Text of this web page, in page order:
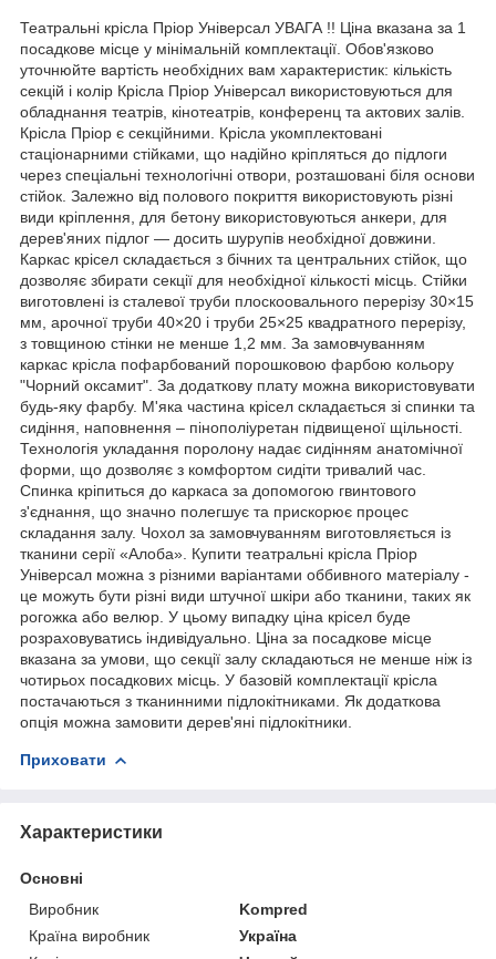
Театральні крісла Пріор Універсал УВАГА !! Ціна вказана за 1
посадкове місце у мінімальній комплектації. Обов'язково
уточнюйте вартість необхідних вам характеристик: кількість
секцій і колір Крісла Пріор Універсал використовуються для
обладнання театрів, кінотеатрів, конференц та актових залів.
Крісла Пріор є секційними. Крісла укомплектовані
стаціонарними стійками, що надійно кріпляться до підлоги
через спеціальні технологічні отвори, розташовані біля основи
стійок. Залежно від полового покриття використовують різні
види кріплення, для бетону використовуються анкери, для
дерев'яних підлог — досить шурупів необхідної довжини.
Каркас крісел складається з бічних та центральних стійок, що
дозволяє збирати секції для необхідної кількості місць. Стійки
виготовлені із сталевої труби плоскоовального перерізу 30×15
мм, арочної труби 40×20 і труби 25×25 квадратного перерізу,
з товщиною стінки не менше 1,2 мм. За замовчуванням
каркас крісла пофарбований порошковою фарбою кольору
"Чорний оксамит". За додаткову плату можна використовувати
будь-яку фарбу. М'яка частина крісел складається зі спинки та
сидіння, наповнення – пінополіуретан підвищеної щільності.
Технологія укладання поролону надає сидінням анатомічної
форми, що дозволяє з комфортом сидіти тривалий час.
Спинка кріпиться до каркаса за допомогою гвинтового
з'єднання, що значно полегшує та прискорює процес
складання залу. Чохол за замовчуванням виготовляється із
тканини серії «Алоба». Купити театральні крісла Пріор
Універсал можна з різними варіантами оббивного матеріалу -
це можуть бути різні види штучної шкіри або тканини, таких як
рогожка або велюр. У цьому випадку ціна крісел буде
розраховуватись індивідуально. Ціна за посадкове місце
вказана за умови, що секції залу складаються не менше ніж із
чотирьох посадкових місць. У базовій комплектації крісла
постачаються з тканинними підлокітниками. Як додаткова
опція можна замовити дерев'яні підлокітники.
Приховати
Характеристики
Основні
Виробник
Kompred
Країна виробник
Україна